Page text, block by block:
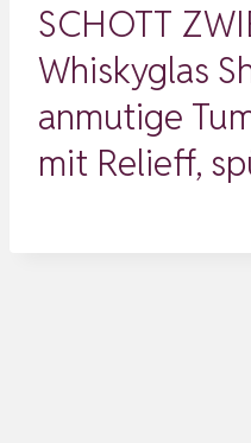
SCHOTT
Whiskyglas
anmutige
mit Relieff,